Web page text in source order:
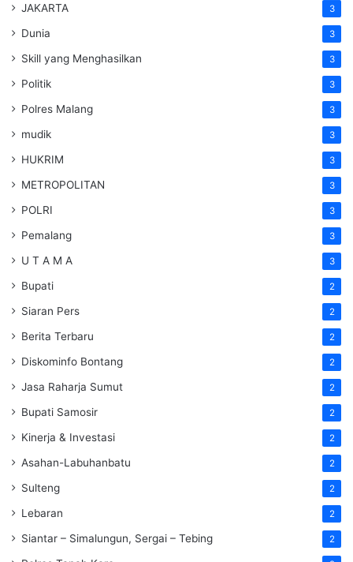
JAKARTA 3
Dunia 3
Skill yang Menghasilkan 3
Politik 3
Polres Malang 3
mudik 3
HUKRIM 3
METROPOLITAN 3
POLRI 3
Pemalang 3
U T A M A 3
Bupati 2
Siaran Pers 2
Berita Terbaru 2
Diskominfo Bontang 2
Jasa Raharja Sumut 2
Bupati Samosir 2
Kinerja & Investasi 2
Asahan-Labuhanbatu 2
Sulteng 2
Lebaran 2
Siantar – Simalungun, Sergai – Tebing 2